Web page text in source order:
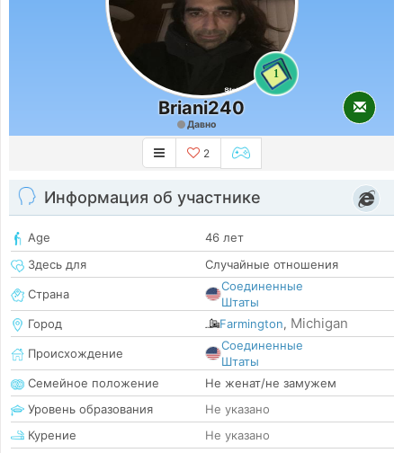
1
Briani240
Давно
2
Информация об участнике
Age
46 лет
Здесь для
Случайные отношения
Страна
Соединенные
Штаты
Город
Farmington, Michigan
Происхождение
Соединенные
Штаты
Семейное положение
Не женат/не замужем
Уровень образования
Не указано
Курение
Не указано